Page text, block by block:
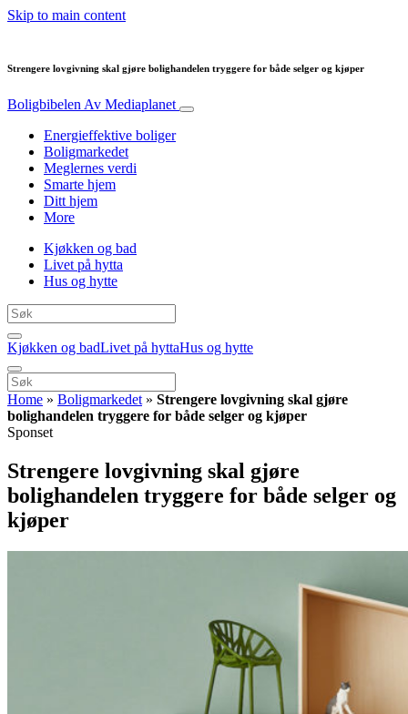
Skip to main content
Strengere lovgivning skal gjøre bolighandelen tryggere for både selger og kjøper
Boligbibelen Av Mediaplanet
Energieffektive boliger
Boligmarkedet
Meglernes verdi
Smarte hjem
Ditt hjem
More
Kjøkken og bad
Livet på hytta
Hus og hytte
Kjøkken og badLivet på hyttaHus og hytte
Home » Boligmarkedet » Strengere lovgivning skal gjøre
bolighandelen tryggere for både selger og kjøper
Sponset
Strengere lovgivning skal gjøre
bolighandelen tryggere for både selger og
kjøper